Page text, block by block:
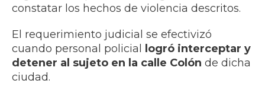
constatar los hechos de violencia descritos.
El requerimiento judicial se efectivizó
cuando personal policial logró interceptar y
detener al sujeto en la calle Colón de dicha
ciudad.